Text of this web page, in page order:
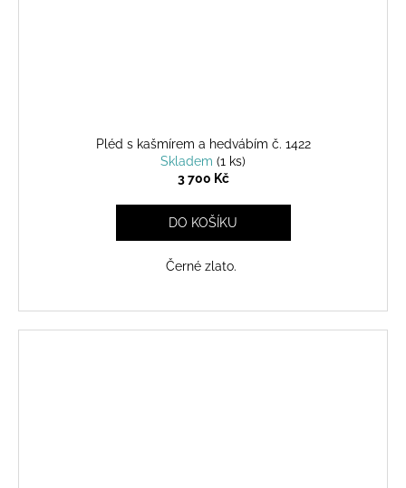
Pléd s kašmírem a hedvábím č. 1422
Skladem (1 ks)
3 700 Kč
DO KOŠÍKU
Černé zlato.